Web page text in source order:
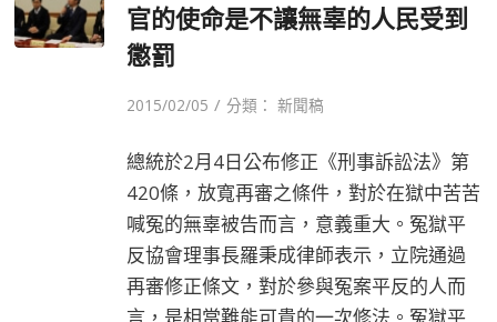
官的使命是不讓無辜的人民受到
懲罰
2015/02/05 / 分類：新聞稿
總統於2月4日公布修正《刑事訴訟法》第
420條，放寬再審之條件，對於在獄中苦苦
喊冤的無辜被告而言，意義重大。冤獄平
反協會理事長羅秉成律師表示，立院通過
再審修正條文，對於參與冤案平反的人而
言，是相當難能可貴的一次修法。冤獄平